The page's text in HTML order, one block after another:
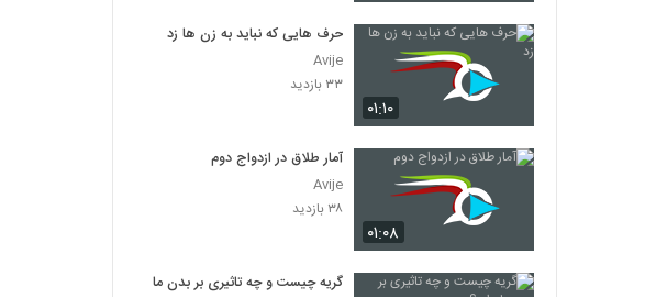
۰۱:۱۰
حرف هایی که نباید به زن ها زد
Avije
۳۳ بازدید
۰۱:۰۸
آمار طلاق در ازدواج دوم
Avije
۳۸ بازدید
گریه چیست و چه تاثیری بر بدن ما